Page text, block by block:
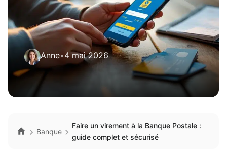
Anne•4 mai 2026
Banque
Faire un virement à la Banque Postale :
guide complet et sécurisé